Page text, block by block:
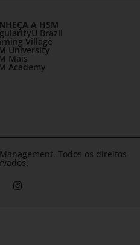
A HSM
Brazil
Village
University
Mais
Academy
Todos os direitos